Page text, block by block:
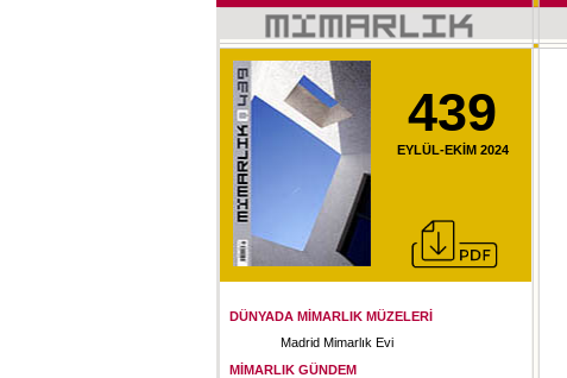
439
EYLÜL-EKİM 2024
DÜNYADA MİMARLIK MÜZELERİ
Madrid Mimarlık Evi
MİMARLIK GÜNDEM